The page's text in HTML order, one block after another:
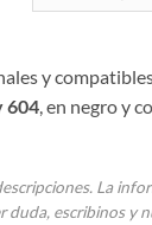
por
recientes
y
604, en negro y
La
duda, escribinos y